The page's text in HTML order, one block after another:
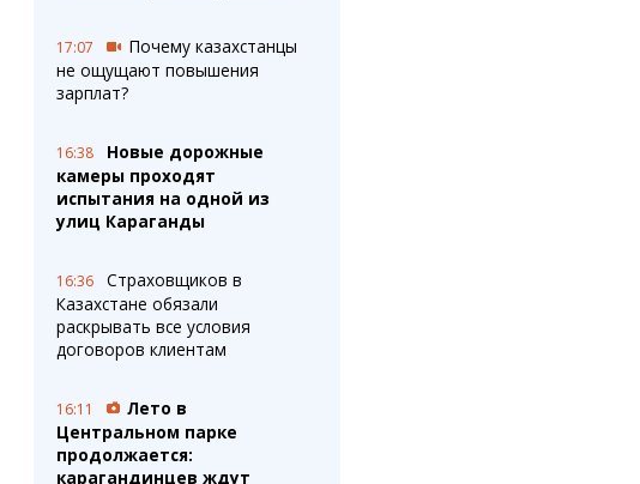
17:07
Почему казахстанцы
не ощущают повышения
зарплат?
16:38
Новые дорожные
камеры проходят
испытания на одной из
улиц Караганды
16:36
Страховщиков в
Казахстане обязали
раскрывать все условия
договоров клиентам
16:11
Лето в
Центральном парке
продолжается:
карагандинцев ждут